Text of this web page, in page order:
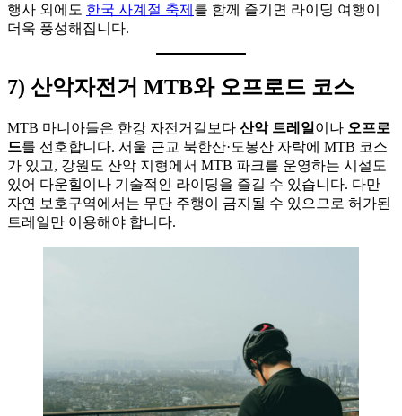
행사 외에도 한국 사계절 축제 를 함께 즐기면 라이딩 여행이
더욱 풍성해집니다.
7) 산악자전거 MTB와 오프로드 코스
MTB 마니아들은 한강 자전거길보다 산악 트레일 이나 오프로
드를 선호합니다. 서울 근교 북한산·도봉산 자락에 MTB 코스
가 있고, 강원도 산악 지형에서 MTB 파크를 운영하는 시설도
있어 다운힐이나 기술적인 라이딩을 즐길 수 있습니다. 다만
자연 보호구역에서는 무단 주행이 금지될 수 있으므로 허가된
트레일만 이용해야 합니다.